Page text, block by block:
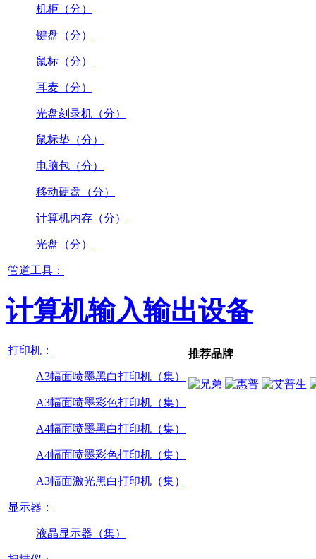
机柜（分）
键盘（分）
鼠标（分）
耳麦（分）
光盘刻录机（分）
鼠标垫（分）
电脑包（分）
移动硬盘（分）
计算机内存（分）
光盘（分）
管道工具：
计算机输入输出设备
打印机：
A3幅面喷墨黑白打印机（集）
A3幅面喷墨彩色打印机（集）
A4幅面喷墨黑白打印机（集）
A4幅面喷墨彩色打印机（集）
A3幅面激光黑白打印机（集）
显示器：
液晶显示器（集）
推荐品牌